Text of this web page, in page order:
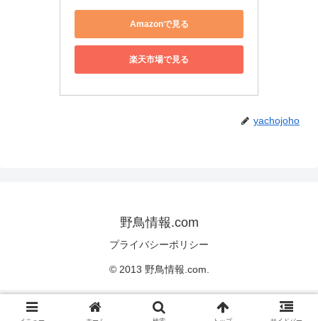
Amazonで見る
楽天市場で見る
yachojoho
野鳥情報.com
プライバシーポリシー
© 2013 野鳥情報.com.